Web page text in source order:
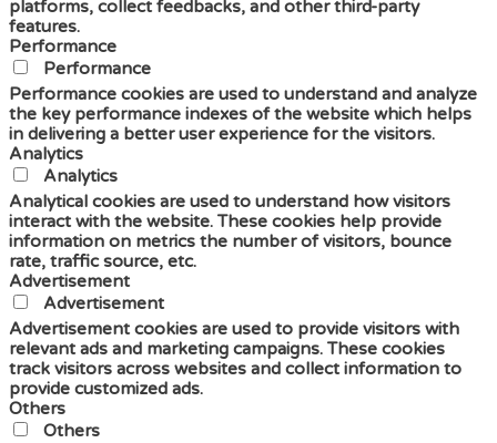
platforms, collect feedbacks, and other third-party
features.
Performance
Performance
Performance cookies are used to understand and analyze
the key performance indexes of the website which helps
in delivering a better user experience for the visitors.
Analytics
Analytics
Analytical cookies are used to understand how visitors
interact with the website. These cookies help provide
information on metrics the number of visitors, bounce
rate, traffic source, etc.
Advertisement
Advertisement
Advertisement cookies are used to provide visitors with
relevant ads and marketing campaigns. These cookies
track visitors across websites and collect information to
provide customized ads.
Others
Others